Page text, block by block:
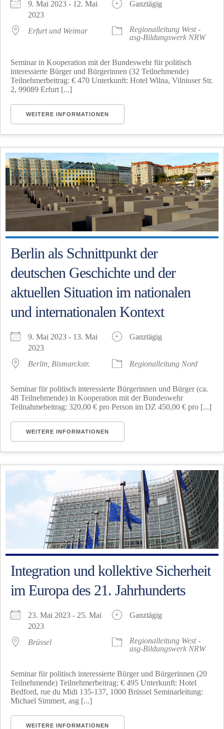
9. Mai 2023 - 12. Mai
2023
Ganztägig
Erfurt und Weimar
Regionalleitung West -
asg-Bildungswerk NRW
Seminar in Kooperation mit der Bundeswehr für politisch
interessierte Bürger und Bürgerinnen (32 Teilnehmende)
Teilnehmerbeitrag: € 470 Unterkunft: Hotel Wilna, Vilniuser Str.
2, 99089 Erfurt [...]
WEITERE INFORMATIONEN
Berlin als Schnittpunkt der
deutschen Geschichte und der
aktuellen Situation im nationalen
und internationalen Kontext
9. Mai 2023 - 13. Mai
2023
Ganztägig
Berlin, Bismarckstr. Regionalleitung Nord
Seminar für politisch interessierte Bürgerinnen und Bürger (ca.
48 Teilnehmende) in Kooperation mit der Bundeswehr
Teilnahmebeitrag: 320,00 € pro Person im DZ 450,00 € pro [...]
WEITERE INFORMATIONEN
Integration und kollektive Sicherheit
im Europa des 21. Jahrhunderts
23. Mai 2023 - 25. Mai
2023
Ganztägig
Brüssel
Regionalleitung West -
asg-Bildungswerk NRW
Seminar für politisch interessierte Bürger und Bürgerinnen (20
Teilnehmende) Teilnehmerbeitrag: € 495 Unterkunft: Hotel
Bedford, rue du Midi 135-137, 1000 Brüssel Seminarleitung:
Michael Simmert, asg [...]
WEITERE INFORMATIONEN